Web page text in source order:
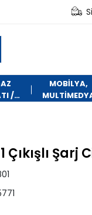
/
MOBİLYA,
Şarj